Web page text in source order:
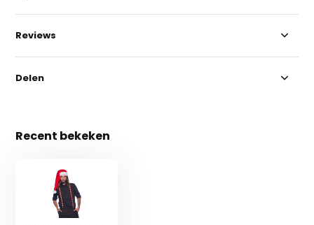
Reviews
Delen
Recent bekeken